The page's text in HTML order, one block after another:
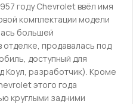
году Chevrolet ввёл имя
комплектации модели
большей
продавалась под
доступный для
Коул, разработчик). Кроме
этого года
круглыми задними